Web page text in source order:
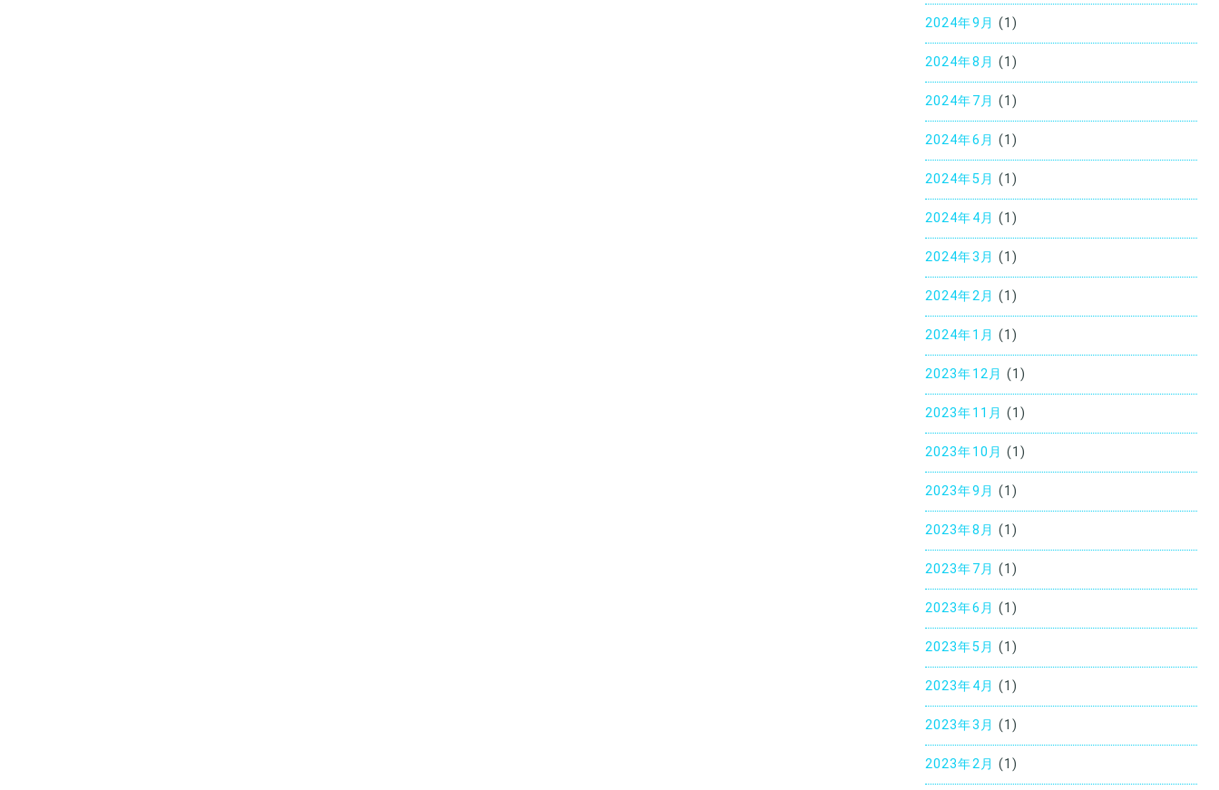
2024年9月 (1)
2024年8月 (1)
2024年7月 (1)
2024年6月 (1)
2024年5月 (1)
2024年4月 (1)
2024年3月 (1)
2024年2月 (1)
2024年1月 (1)
2023年12月 (1)
2023年11月 (1)
2023年10月 (1)
2023年9月 (1)
2023年8月 (1)
2023年7月 (1)
2023年6月 (1)
2023年5月 (1)
2023年4月 (1)
2023年3月 (1)
2023年2月 (1)